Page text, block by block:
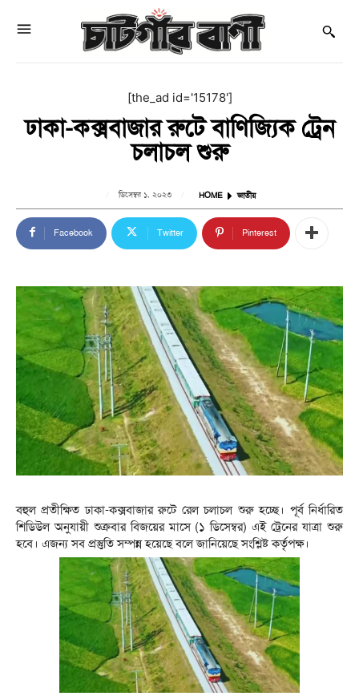
[the_ad id='15178']
ঢাকা-কক্সবাজার রুটে বাণিজ্যিক ট্রেন
চলাচল শুরু
ডিসেম্বর ১, ২০২৩ HOME জাতীয়
Facebook Twitter Pinterest
বহুল প্রতীক্ষিত ঢাকা-কক্সবাজার রুটে রেল চলাচল শুরু হচ্ছে। পূর্ব নির্ধারিত
শিডিউল অনুযায়ী শুক্রবার বিজয়ের মাসে (১ ডিসেম্বর) এই ট্রেনের যাত্রা শুরু
হবে। এজন্য সব প্রস্তুতি সম্পন্ন হয়েছে বলে জানিয়েছে সংশ্লিষ্ট কর্তৃপক্ষ।